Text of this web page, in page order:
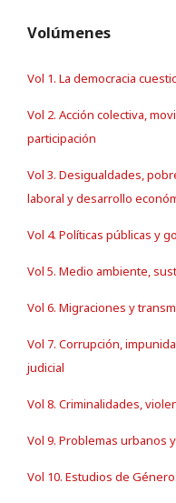
Volúmenes
Vol 1. La democracia
Vol 2. Acción colectiva,
participación
Vol 3. Desigualdades,
laboral y desarrollo
Vol 4. Políticas públicas y
Vol 5. Medio ambiente,
Vol 6. Migraciones y
Vol 7. Corrupción,
judicial
Vol 8. Criminalidades,
Vol 9. Problemas urbanos
Vol 10. Estudios de